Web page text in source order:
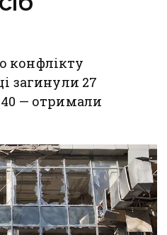
конфлікту
загинули 27
— отримали